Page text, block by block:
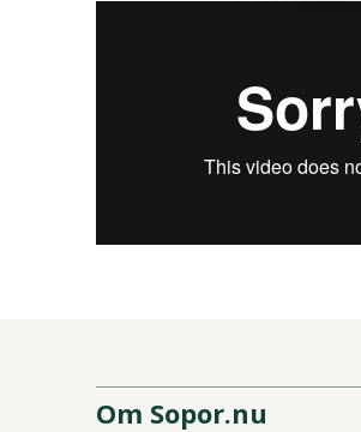
Om Sopor.nu